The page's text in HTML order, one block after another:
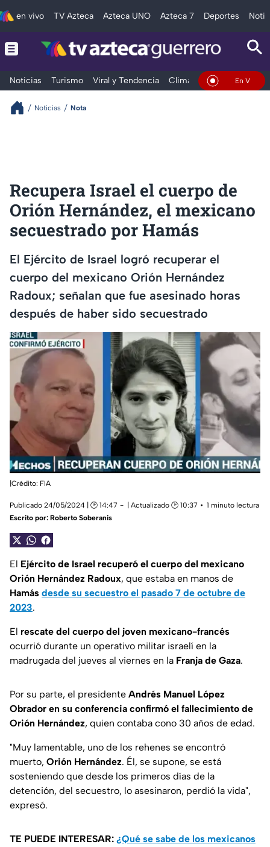
en vivo TV Azteca Azteca UNO Azteca 7 Deportes
Noticias Turismo Viral y Tendencia Clima DeportesEn Vivo
Noticias Nota
Recupera Israel el cuerpo de
Orión Hernández, el mexicano
secuestrado por Hamás
El Ejército de Israel logró recuperar el
cuerpo del mexicano Orión Hernández
Radoux; señalan que fue asesinado horas
después de haber sido secuestrado
|Crédito: FIA
Publicado 24/05/2024 | 🕑 14:47 | Actualizado 🕑 10:37
1 minuto lectura
Escrito por: Roberto Soberanis
El Ejército de Israel recuperó el cuerpo del mexicano
Orión Hernández Radoux, que estaba en manos de
Hamás desde su secuestro el pasado 7 de octubre de
2023.
El rescate del cuerpo del joven mexicano-francés
ocurrió durante un operativo militar israelí en la
madrugada del jueves al viernes en la Franja de Gaza.
Por su parte, el presidente Andrés Manuel López
Obrador en su conferencia confirmó el fallecimiento de
Orión Hernández, quien contaba cono 30 años de edad.
"Muy lamentable, uno de los rehenes se encontró
muerto, Orión Hernández. Él, se supone, se está
sosteniendo que desde los primeros días de la
detención, del secuestro, lo asesinaron, perdió la vida",
expresó.
TE PUEDE INTERESAR: ¿Qué se sabe de los mexicanos